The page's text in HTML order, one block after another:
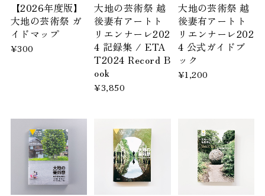
【2026年度版】
大地の芸術祭 ガ
イドマップ
¥300
大地の芸術祭 越
後妻有アートト
リエンナーレ202
4 記録集 / ETA
T2024 Record B
ook
¥3,850
大地の芸術祭 越
後妻有アートト
リエンナーレ202
4 公式ガイドブ
ック
¥1,200